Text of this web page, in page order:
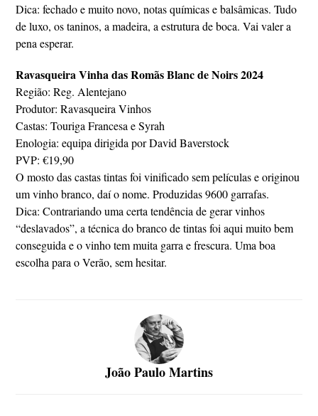
Dica: fechado e muito novo, notas químicas e balsâmicas. Tudo
de luxo, os taninos, a madeira, a estrutura de boca. Vai valer a
pena esperar.
Ravasqueira Vinha das Romãs Blanc de Noirs 2024
Região: Reg. Alentejano
Produtor: Ravasqueira Vinhos
Castas: Touriga Francesa e Syrah
Enologia: equipa dirigida por David Baverstock
PVP: €19,90
O mosto das castas tintas foi vinificado sem películas e originou
um vinho branco, daí o nome. Produzidas 9600 garrafas.
Dica: Contrariando uma certa tendência de gerar vinhos
“deslavados”, a técnica do branco de tintas foi aqui muito bem
conseguida e o vinho tem muita garra e frescura. Uma boa
escolha para o Verão, sem hesitar.
João Paulo Martins